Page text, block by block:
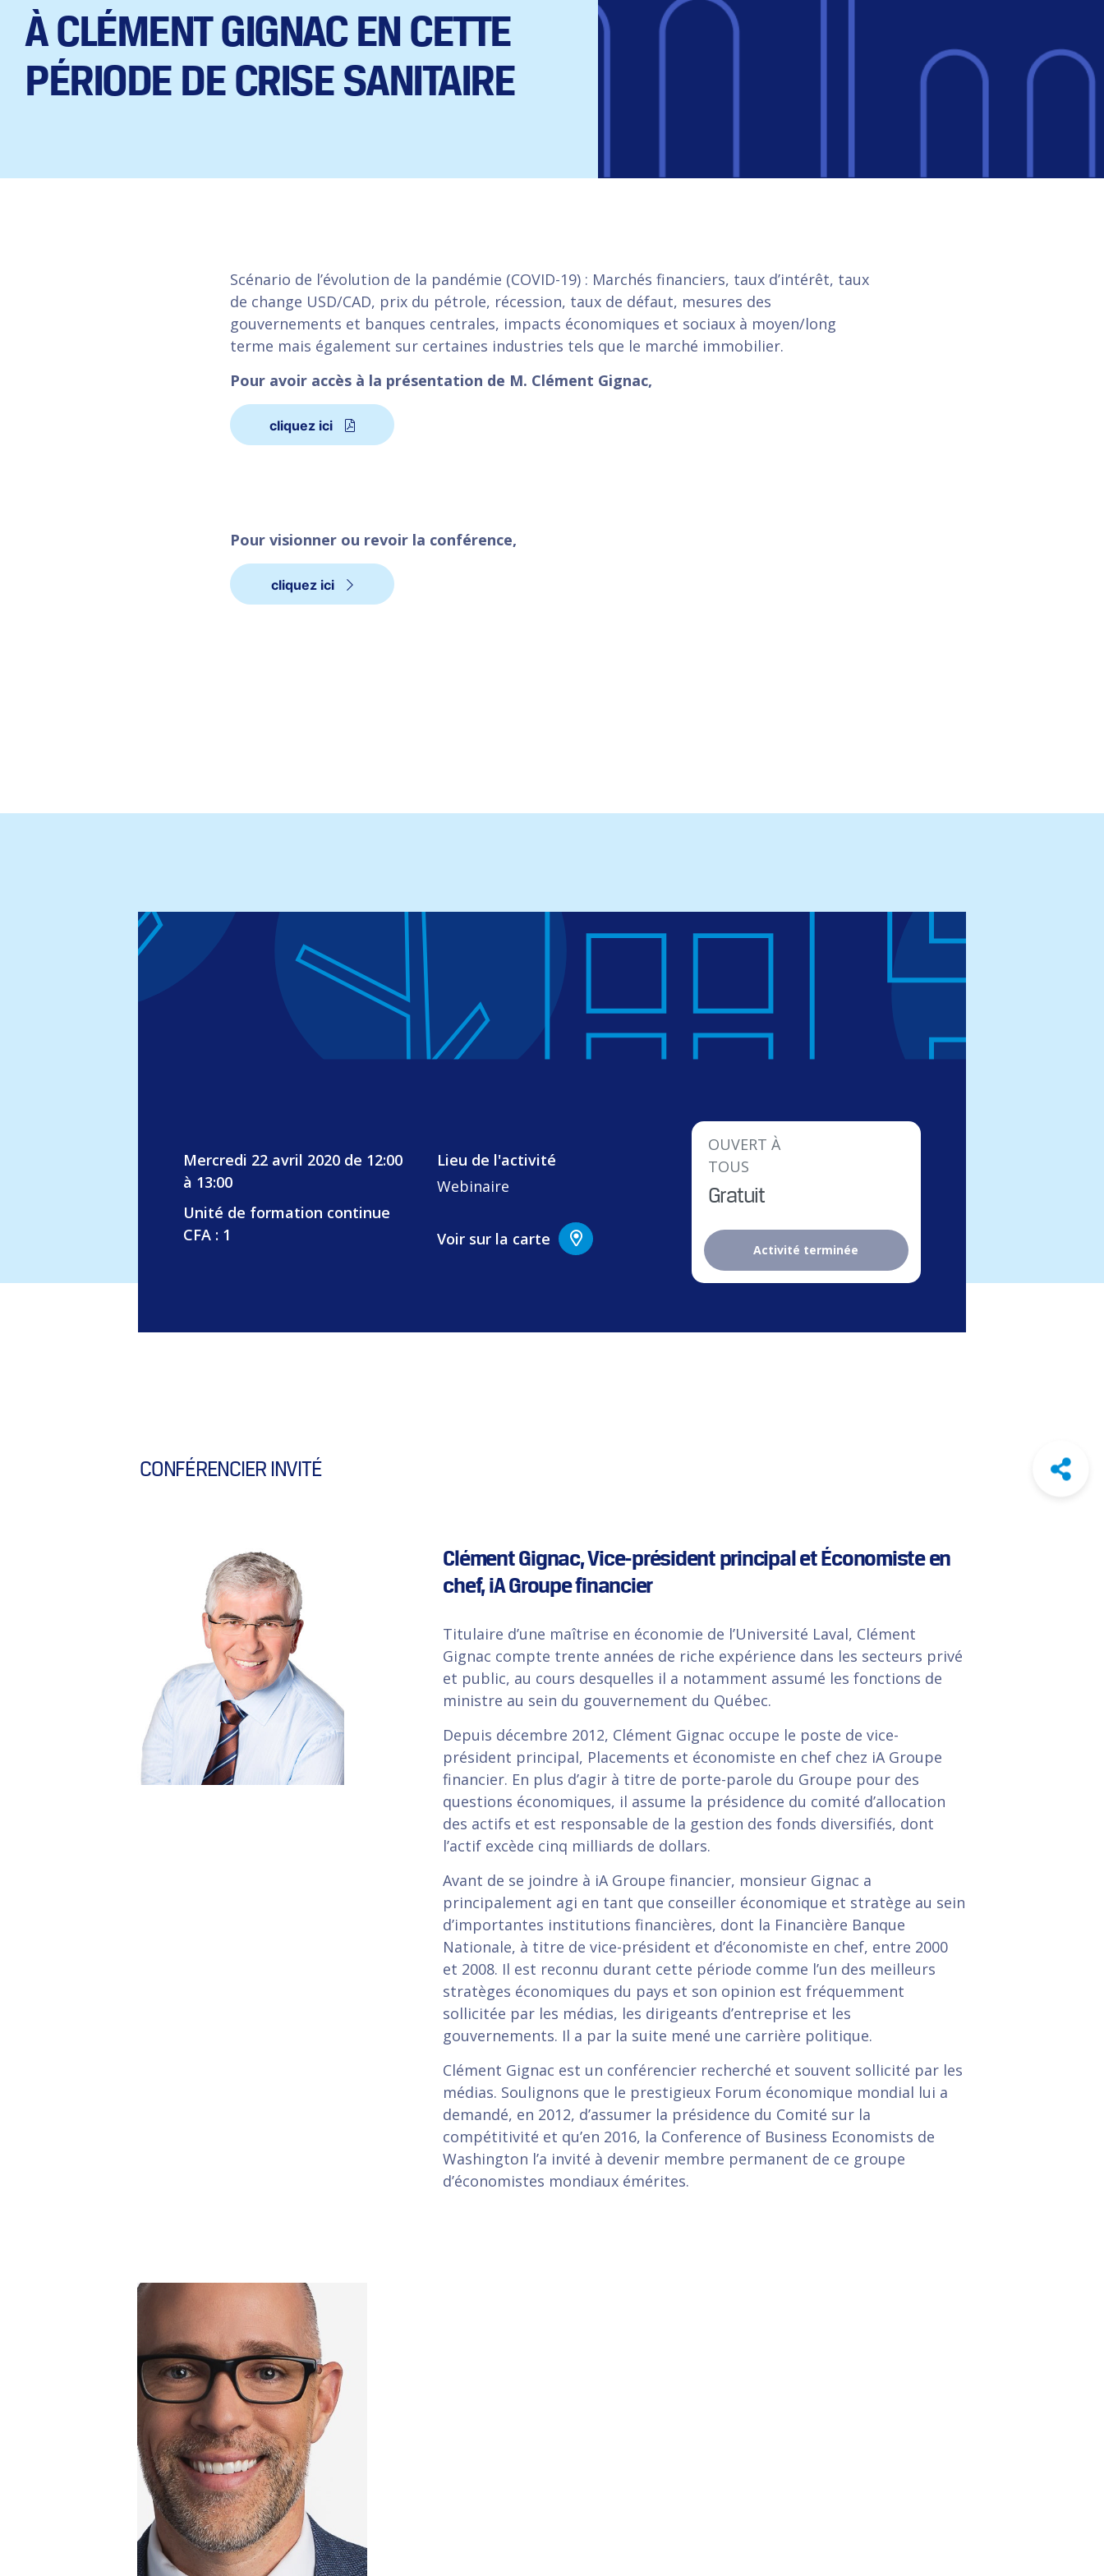
À CLÉMENT GIGNAC EN CETTE
PÉRIODE DE CRISE SANITAIRE
Scénario de l’évolution de la pandémie (COVID-19) : Marchés financiers, taux d’intérêt, taux
de change USD/CAD, prix du pétrole, récession, taux de défaut, mesures des
gouvernements et banques centrales, impacts économiques et sociaux à moyen/long
terme mais également sur certaines industries tels que le marché immobilier.
Pour avoir accès à la présentation de M. Clément Gignac,
cliquez ici
Pour visionner ou revoir la conférence,
cliquez ici
Mercredi 22 avril 2020 de 12:00
à 13:00
Unité de formation continue
CFA : 1
Lieu de l'activité
Webinaire
Voir sur la carte
OUVERT À
TOUS
Gratuit
Activité terminée
CONFÉRENCIER INVITÉ
Clément Gignac, Vice-président principal et Économiste en
chef, iA Groupe financier
Titulaire d’une maîtrise en économie de l’Université Laval, Clément
Gignac compte trente années de riche expérience dans les secteurs privé
et public, au cours desquelles il a notamment assumé les fonctions de
ministre au sein du gouvernement du Québec.
Depuis décembre 2012, Clément Gignac occupe le poste de vice-
président principal, Placements et économiste en chef chez iA Groupe
financier. En plus d’agir à titre de porte-parole du Groupe pour des
questions économiques, il assume la présidence du comité d’allocation
des actifs et est responsable de la gestion des fonds diversifiés, dont
l’actif excède cinq milliards de dollars.
Avant de se joindre à iA Groupe financier, monsieur Gignac a
principalement agi en tant que conseiller économique et stratège au sein
d’importantes institutions financières, dont la Financière Banque
Nationale, à titre de vice-président et d’économiste en chef, entre 2000
et 2008. Il est reconnu durant cette période comme l’un des meilleurs
stratèges économiques du pays et son opinion est fréquemment
sollicitée par les médias, les dirigeants d’entreprise et les
gouvernements. Il a par la suite mené une carrière politique.
Clément Gignac est un conférencier recherché et souvent sollicité par les
médias. Soulignons que le prestigieux Forum économique mondial lui a
demandé, en 2012, d’assumer la présidence du Comité sur la
compétitivité et qu’en 2016, la Conference of Business Economists de
Washington l’a invité à devenir membre permanent de ce groupe
d’économistes mondiaux émérites.